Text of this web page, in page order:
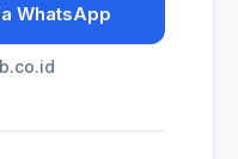
WhatsApp